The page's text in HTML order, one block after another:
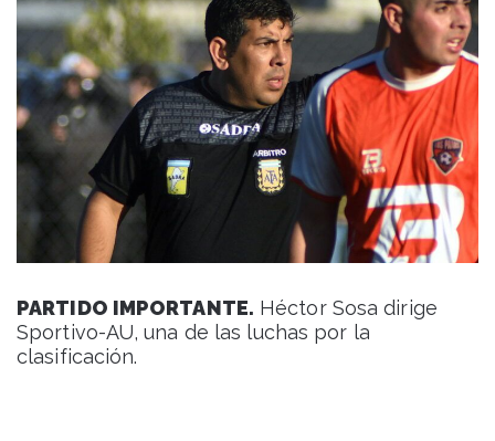
PARTIDO IMPORTANTE. Héctor Sosa dirige
Sportivo-AU, una de las luchas por la
clasificación.